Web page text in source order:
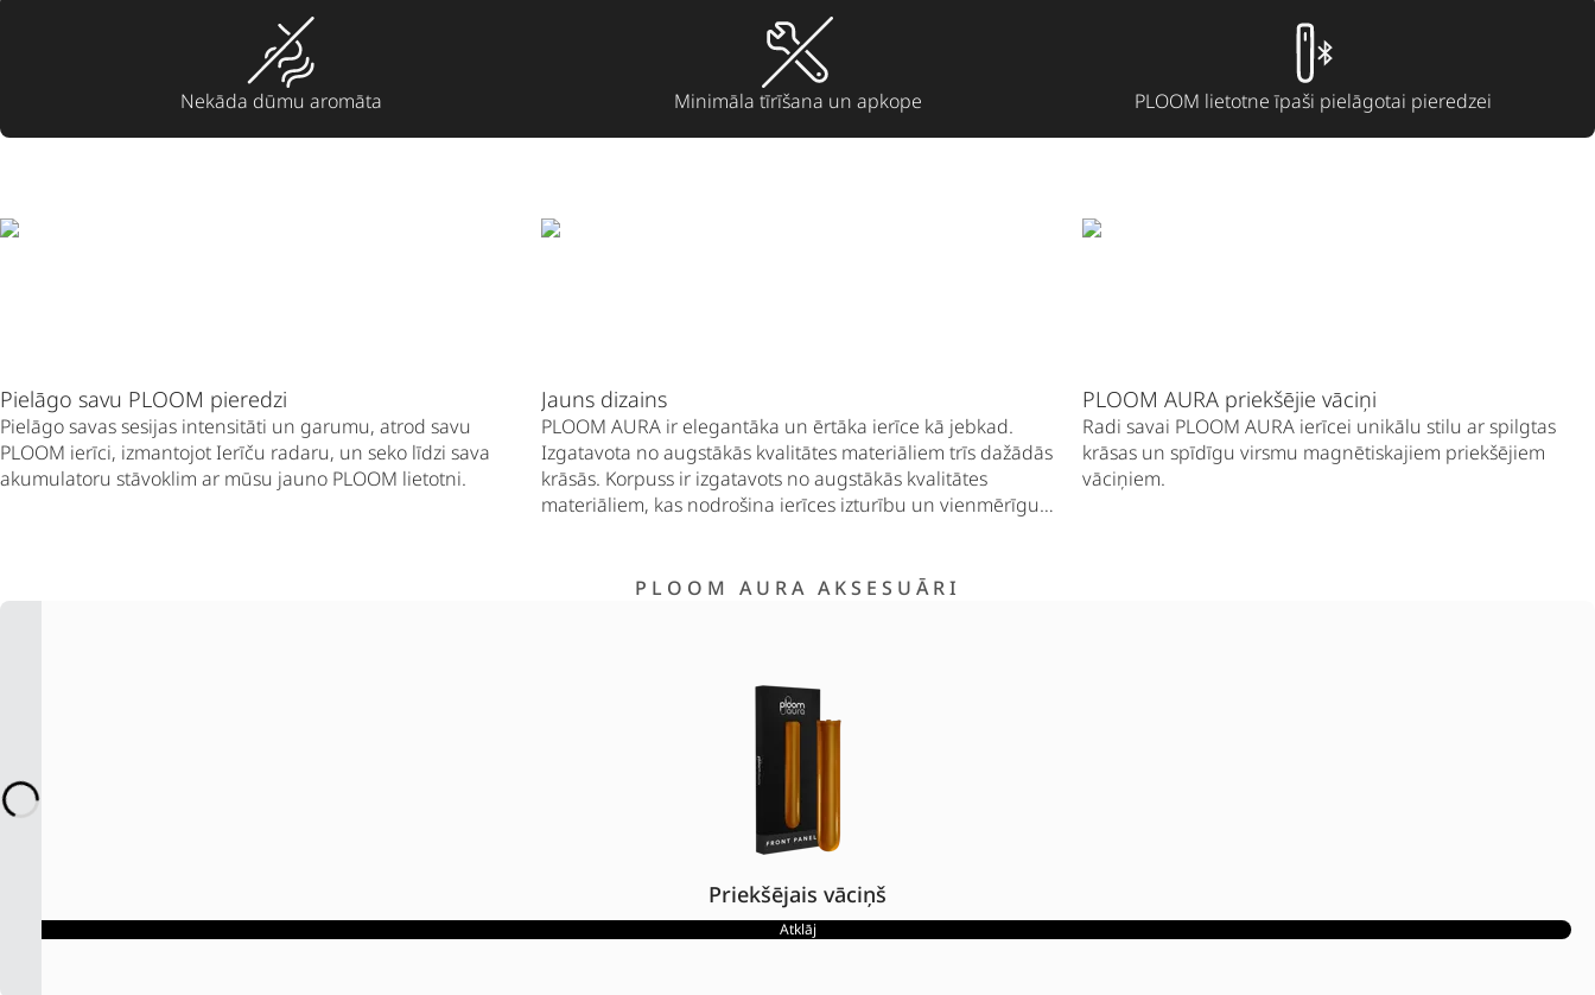
Nekāda dūmu aromāta Minimāla tīrīšana un apkope PLOOM lietotne īpaši pielāgotai pieredzei
Pielāgo savu PLOOM pieredzi
Pielāgo savas sesijas intensitāti un garumu, atrod savu
PLOOM ierīci, izmantojot Ierīču radaru, un seko līdzi sava
akumulatoru stāvoklim ar mūsu jauno PLOOM lietotni.
Jauns dizains
PLOOM AURA ir elegantāka un ērtāka ierīce kā jebkad.
Izgatavota no augstākās kvalitātes materiāliem trīs dažādās
krāsās. Korpuss ir izgatavots no augstākās kvalitātes
materiāliem, kas nodrošina ierīces izturību un vienmērīgu
PLOOM AURA priekšējie vāciņi
Radi savai PLOOM AURA ierīcei unikālu stilu ar spilgtas
krāsas un spīdīgu virsmu magnētiskajiem priekšējiem
vāciņiem.
PLOOM AURA AKSESUĀRI
Priekšējais vāciņš
Atklāj